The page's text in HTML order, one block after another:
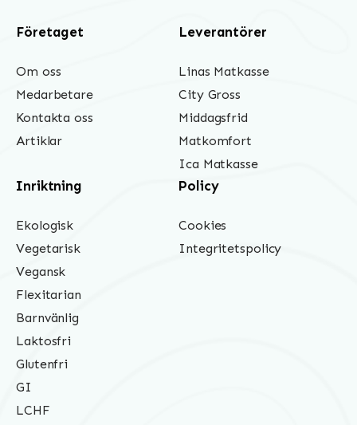
Företaget
Om oss
Medarbetare
Kontakta oss
Artiklar
Leverantörer
Linas Matkasse
City Gross
Middagsfrid
Matkomfort
Ica Matkasse
Inriktning
Ekologisk
Vegetarisk
Vegansk
Flexitarian
Barnvänlig
Laktosfri
Glutenfri
GI
LCHF
Policy
Cookies
Integritetspolicy